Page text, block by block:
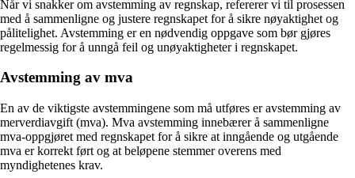
Når vi snakker om avstemming av regnskap, refererer vi til prosessen
med å sammenligne og justere regnskapet for å sikre nøyaktighet og
pålitelighet. Avstemming er en nødvendig oppgave som bør gjøres
regelmessig for å unngå feil og unøyaktigheter i regnskapet.
Avstemming av mva
En av de viktigste avstemmingene som må utføres er avstemming av
merverdiavgift (mva). Mva avstemming innebærer å sammenligne
mva-oppgjøret med regnskapet for å sikre at inngående og utgående
mva er korrekt ført og at beløpene stemmer overens med
myndighetenes krav.